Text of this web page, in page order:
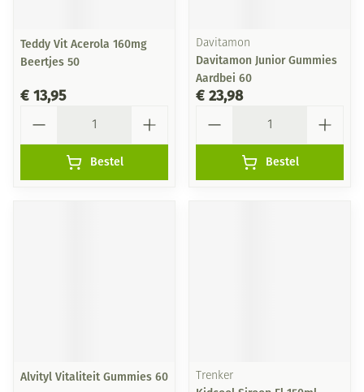
Teddy Vit Acerola 160mg
Beertjes 50
€ 13,95
Bestel
Davitamon
Davitamon Junior Gummies
Aardbei 60
€ 23,98
Bestel
Alvityl Vitaliteit Gummies 60 Trenker